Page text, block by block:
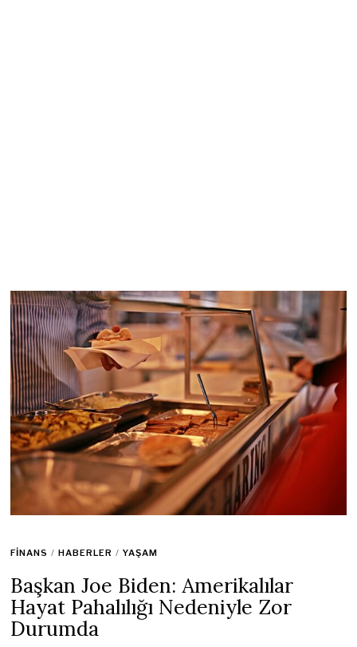
FINANS / HABERLER / YAŞAM
Başkan Joe Biden: Amerikalılar
Hayat Pahalılığı Nedeniyle Zor
Durumda